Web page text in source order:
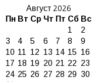
Август 2026
Пн Вт Ср Чт Пт Сб Вс
1
2
3
4 5 6 7 8
9
10 11 12 13 14 15 16
17 18 19 20 21 22 23
24 25 26 27 28 29 30